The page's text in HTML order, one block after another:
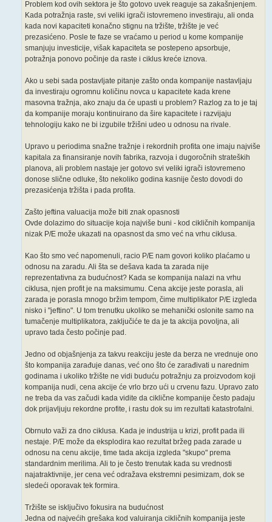
Problem kod ovih sektora je što gotovo uvek reaguje sa zakašnjenjem.
Kada potražnja raste, svi veliki igrači istovremeno investiraju, ali onda
kada novi kapaciteti konačno stignu na tržište, tržište je već
prezasićeno. Posle te faze se vraćamo u period u kome kompanije
smanjuju investicije, višak kapaciteta se postepeno apsorbuje,
potražnja ponovo počinje da raste i ciklus kreće iznova.
Ako u sebi sada postavljate pitanje zašto onda kompanije nastavljaju
da investiraju ogromnu količinu novca u kapacitete kada krene
masovna tražnja, ako znaju da će upasti u problem? Razlog za to je taj
da kompanije moraju kontinuirano da šire kapacitete i razvijaju
tehnologiju kako ne bi izgubile tržišni udeo u odnosu na rivale.
Upravo u periodima snažne tražnje i rekordnih profita one imaju najviše
kapitala za finansiranje novih fabrika, razvoja i dugoročnih strateških
planova, ali problem nastaje jer gotovo svi veliki igrači istovremeno
donose slične odluke, što nekoliko godina kasnije često dovodi do
prezasićenja tržišta i pada profita.
Zašto jeftina valuacija može biti znak opasnosti
Ovde dolazimo do situacije koja najviše buni - kod cikličnih kompanija
nizak P/E može ukazati na opasnost da smo već na vrhu ciklusa.
Kao što smo već napomenuli, racio P/E nam govori koliko plaćamo u
odnosu na zaradu. Ali šta se dešava kada ta zarada nije
reprezentativna za budućnost? Kada se kompanija nalazi na vrhu
ciklusa, njen profit je na maksimumu. Cena akcije jeste porasla, ali
zarada je porasla mnogo bržim tempom, čime multiplikator P/E izgleda
nisko i "jeftino". U tom trenutku ukoliko se mehanički oslonite samo na
tumačenje multiplikatora, zaključiće te da je ta akcija povoljna, ali
upravo tada često počinje pad.
Jedno od objašnjenja za takvu reakciju jeste da berza ne vrednuje ono
što kompanija zarađuje danas, već ono što će zarađivati u narednim
godinama i ukoliko tržište ne vidi buduću potražnju za proizvodom koji
kompanija nudi, cena akcije će vrlo brzo ući u crvenu fazu. Upravo zato
ne treba da vas začudi kada vidite da ciklične kompanije često padaju
dok prijavljuju rekordne profite, i rastu dok su im rezultati katastrofalni.
Obrnuto važi za dno ciklusa. Kada je industrija u krizi, profit pada ili
nestaje. P/E može da eksplodira kao rezultat bržeg pada zarade u
odnosu na cenu akcije, time tada akcija izgleda "skupo" prema
standardnim merilima. Ali to je često trenutak kada su vrednosti
najatraktivnije, jer cena već odražava ekstremni pesimizam, dok se
sledeći oporavak tek formira.
Tržište se isključivo fokusira na budućnost
Jedna od najvećih grešaka kod valuiranja cikličnih kompanija jeste